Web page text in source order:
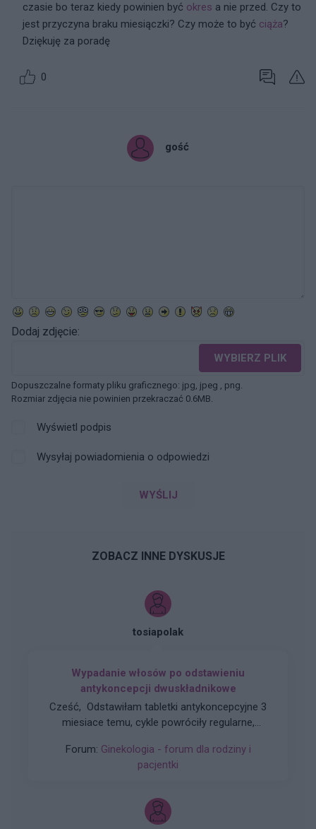
czasie bo teraz kiedy powinien być okres a nie przed. Czy to
jest przyczyna braku miesiączki? Czy może to być ciąża?
Dziękuję za poradę
0
gość
Dodaj zdjęcie:
WYBIERZ PLIK
Dopuszczalne formaty pliku graficznego: jpg, jpeg , png.
Rozmiar zdjęcia nie powinien przekraczać 0.6MB.
Wyświetl podpis
Wysyłaj powiadomienia o odpowiedzi
WYŚLIJ
ZOBACZ INNE DYSKUSJE
tosiapolak
Wypadanie włosów po odstawieniu
antykoncepcji dwuskładnikowe
Cześć, Odstawiłam tabletki antykoncepcyjne 3
miesiace temu, cykle powróciły regularne,
zwiększone wypadanie włosów oraz pieczenie
skory glowy przy dotyku. Kiedy u Was po
zmniejszyło wypadanie włosów? Też miałyście
takie problemy?
Forum: Ginekologia - forum dla rodziny i
pacjentki